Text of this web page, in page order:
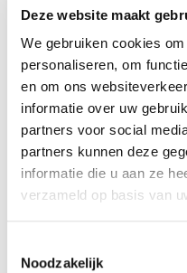
Deze website maakt
We gebruiken cookies
personaliseren, om
en om ons
informatie over uw
partners voor social
partners kunnen deze
informatie die u aan ze
verzameld op basis van
Noodzakelijk
situatie en we zijn die
blijven houden. Dat
begrip. Op 4
aanval, begon ik
progressief traject:
uiteindelijk weer
doe. Dat
fysieke én mentale
alleen mijn lichaam,
functie was intussen